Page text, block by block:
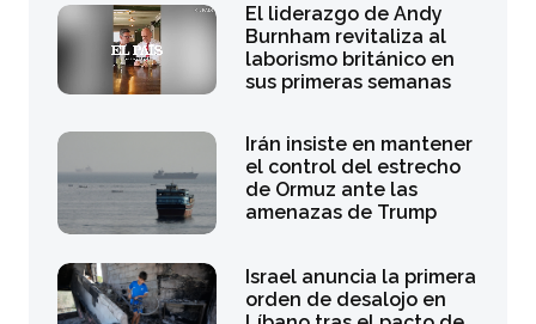
El liderazgo de Andy
Burnham revitaliza al
laborismo británico en
sus primeras semanas
Irán insiste en mantener
el control del estrecho
de Ormuz ante las
amenazas de Trump
Israel anuncia la primera
orden de desalojo en